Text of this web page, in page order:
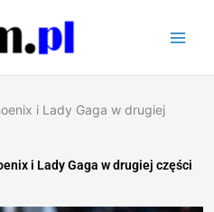
i Lady Gaga w drugiej
i Lady Gaga w drugiej części